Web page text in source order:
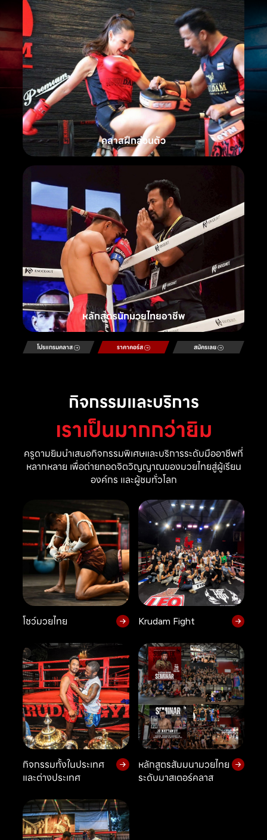
คลาสฝึกส่วนตัว
หลักสูตรนักมวยไทยอาชีพ
โปรแกรมคลาส ราคาคอร์ส สมัครเลย
กิจกรรมและบริการ
เราเป็นมากกว่ายิม
ครูดามยิมนำเสนอกิจกรรมพิเศษและบริการระดับมืออาชีพที่
หลากหลาย เพื่อถ่ายทอดจิตวิญญาณของมวยไทยสู่ผู้เรียน
องค์กร และผู้ชมทั่วโลก
โชว์มวยไทย Krudam Fight
กิจกรรมทั้งในประเทศ
และต่างประเทศ
หลักสูตรสัมมนามวยไทย
ระดับมาสเตอร์คลาส